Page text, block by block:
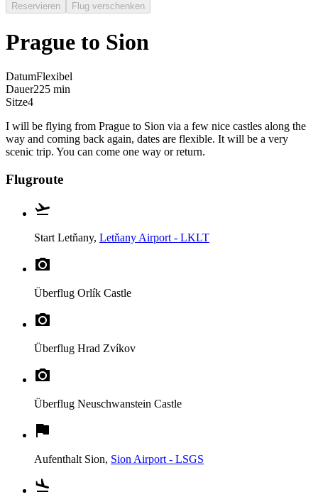
Reservieren Flug verschenken
Prague to Sion
DatumFlexibel
Dauer225 min
Sitze4
I will be flying from Prague to Sion via a few nice castles along the
way and coming back again, dates are flexible. It will be a very
scenic trip. You can come one way or return.
Flugroute
Start Letňany, Letňany Airport - LKLT
Überflug Orlík Castle
Überflug Hrad Zvíkov
Überflug Neuschwanstein Castle
Aufenthalt Sion, Sion Airport - LSGS